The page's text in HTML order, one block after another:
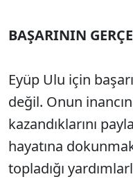
BAŞARININ
Eyüp Ulu için
değil. Onun
kazandıklarını
hayatına
topladığı